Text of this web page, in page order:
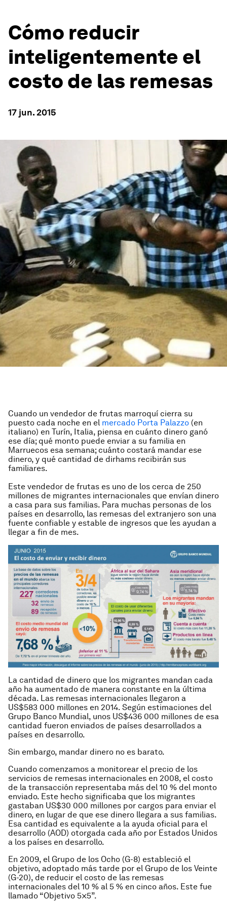
Cómo reducir
inteligentemente el
costo de las remesas
17 jun. 2015
Cuando un vendedor de frutas marroquí cierra su
puesto cada noche en el mercado Porta Palazzo (en
italiano) en Turín, Italia, piensa en cuánto dinero ganó
ese día; qué monto puede enviar a su familia en
Marruecos esa semana; cuánto costará mandar ese
dinero, y qué cantidad de dirhams recibirán sus
familiares.
Este vendedor de frutas es uno de los cerca de 250
millones de migrantes internacionales que envían dinero
a casa para sus familias. Para muchas personas de los
países en desarrollo, las remesas del extranjero son una
fuente confiable y estable de ingresos que les ayudan a
llegar a fin de mes.
La cantidad de dinero que los migrantes mandan cada
año ha aumentado de manera constante en la última
década. Las remesas internacionales llegaron a
US$583 000 millones en 2014. Según estimaciones del
Grupo Banco Mundial, unos US$436 000 millones de esa
cantidad fueron enviados de países desarrollados a
países en desarrollo.
Sin embargo, mandar dinero no es barato.
Cuando comenzamos a monitorear el precio de los
servicios de remesas internacionales en 2008, el costo
de la transacción representaba más del 10 % del monto
enviado. Este hecho significaba que los migrantes
gastaban US$30 000 millones por cargos para enviar el
dinero, en lugar de que ese dinero llegara a sus familias.
Esa cantidad es equivalente a la ayuda oficial para el
desarrollo (AOD) otorgada cada año por Estados Unidos
a los países en desarrollo.
En 2009, el Grupo de los Ocho (G-8) estableció el
objetivo, adoptado más tarde por el Grupo de los Veinte
(G-20), de reducir el costo de las remesas
internacionales del 10 % al 5 % en cinco años. Este fue
llamado “Objetivo 5×5”.